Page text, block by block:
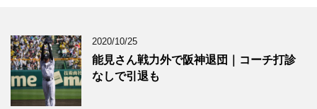
2020/10/25
能見さん戦力外で阪神退団｜コーチ打診
なしで引退も